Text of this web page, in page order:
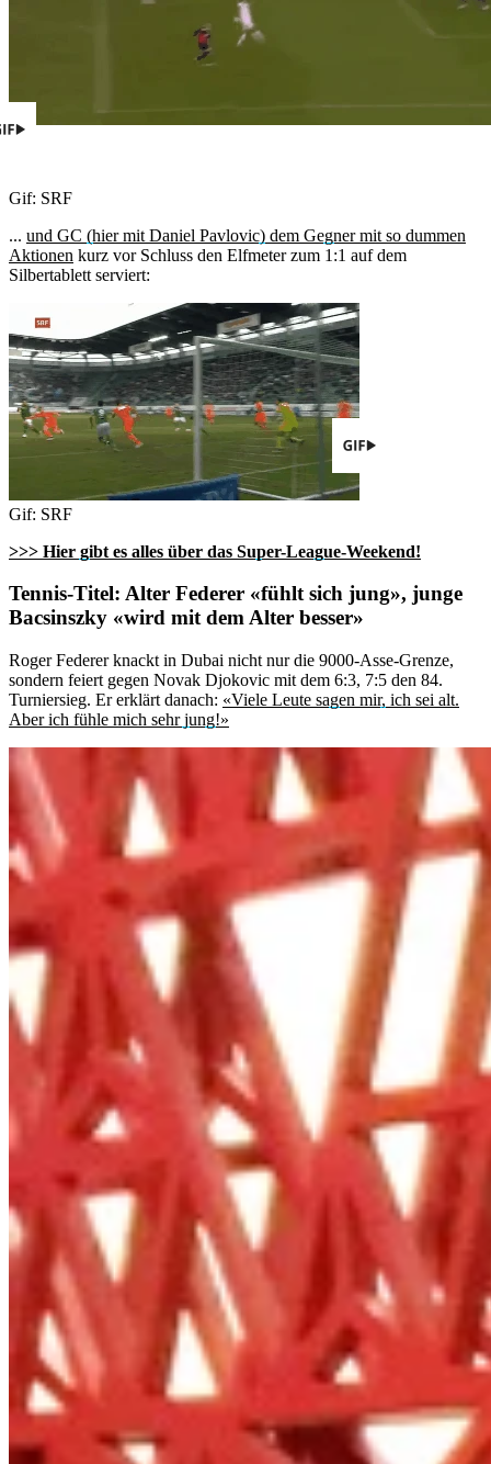
Gif: SRF
... und GC (hier mit Daniel Pavlovic) dem Gegner mit so dummen
Aktionen kurz vor Schluss den Elfmeter zum 1:1 auf dem
Silbertablett serviert:
Gif: SRF
>>> Hier gibt es alles über das Super-League-Weekend!
Tennis-Titel: Alter Federer «fühlt sich jung», junge
Bacsinszky «wird mit dem Alter besser»
Roger Federer knackt in Dubai nicht nur die 9000-Asse-Grenze,
sondern feiert gegen Novak Djokovic mit dem 6:3, 7:5 den 84.
Turniersieg. Er erklärt danach: «Viele Leute sagen mir, ich sei alt.
Aber ich fühle mich sehr jung!»